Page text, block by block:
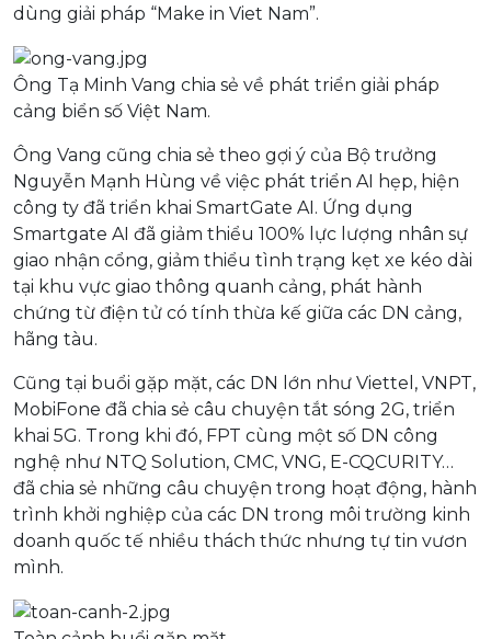
dùng giải pháp “Make in Viet Nam”.
Ông Tạ Minh Vang chia sẻ về phát triển giải pháp
cảng biển số Việt Nam.
Ông Vang cũng chia sẻ theo gợi ý của Bộ trưởng
Nguyễn Mạnh Hùng về việc phát triển AI hẹp, hiện
công ty đã triển khai SmartGate AI. Ứng dụng
Smartgate AI đã giảm thiểu 100% lực lượng nhân sự
giao nhận cổng, giảm thiểu tình trạng kẹt xe kéo dài
tại khu vực giao thông quanh cảng, phát hành
chứng từ điện tử có tính thừa kế giữa các DN cảng,
hãng tàu.
Cũng tại buổi gặp mặt, các DN lớn như Viettel, VNPT,
MobiFone đã chia sẻ câu chuyện tắt sóng 2G, triển
khai 5G. Trong khi đó, FPT cùng một số DN công
nghệ như NTQ Solution, CMC, VNG, E-CQCURITY…
đã chia sẻ những câu chuyện trong hoạt động, hành
trình khởi nghiệp của các DN trong môi trường kinh
doanh quốc tế nhiều thách thức nhưng tự tin vươn
mình.